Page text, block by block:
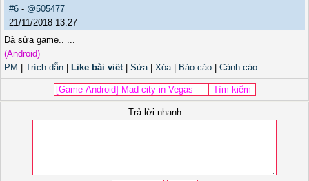
#6 - @505477
21/11/2018 13:27
Đã sửa game.. ...
(Android)
PM
Trích dẫn Like bài viết Sửa Xóa Báo cáo Cảnh cáo
Trả lời nhanh